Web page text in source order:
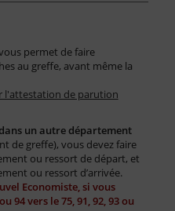
permet de faire
au greffe, avant même la
l'attestation de parution
un autre département
de greffe), vous devez faire
ou ressort de départ, et
ou ressort d’arrivée.
Economiste, si vous
94 vers le 75, 91, 92, 93 ou